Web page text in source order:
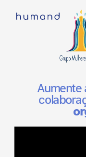
Aumente